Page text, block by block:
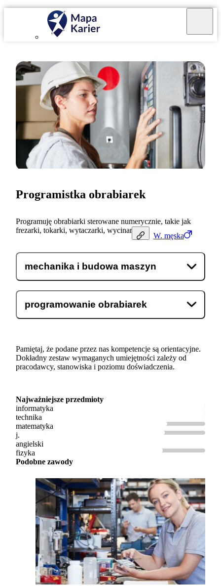
W. męska
Programistka obrabiarek
Programuję obrabiarki sterowane numerycznie, takie jak
frezarki, tokarki, wytaczarki, wycinarki.
mechanika i budowa maszyn
programowanie obrabiarek
Pamiętaj, że podane przez nas kompetencje są orientacyjne.
Dokładny zestaw wymaganych umiejętności zależy od
pracodawcy, stanowiska i poziomu doświadczenia.
Najważniejsze przedmioty
informatyka
technika
matematyka
j.
angielski
fizyka
Podobne zawody